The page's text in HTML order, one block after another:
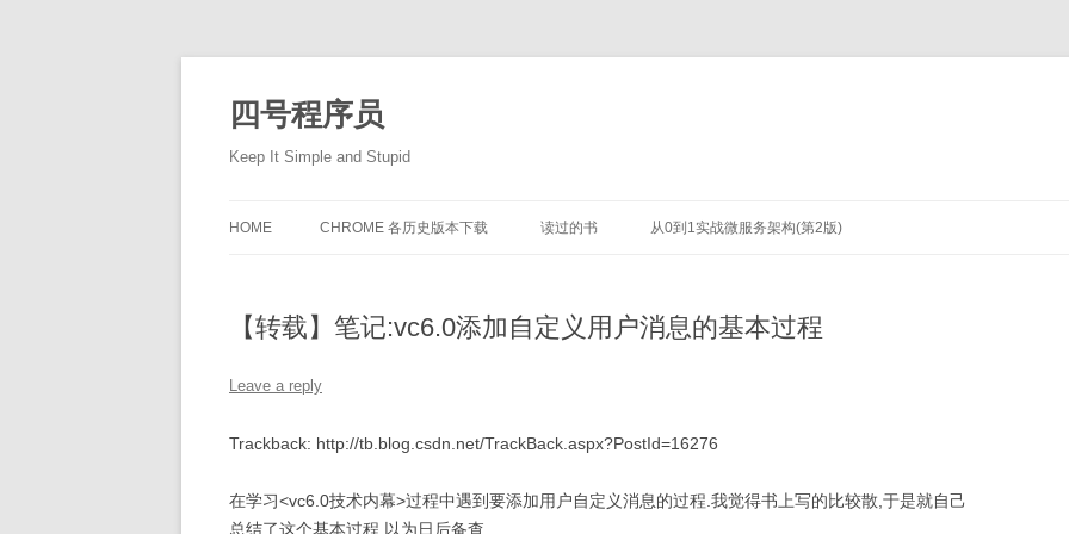
content
四号程序员
Keep It Simple and Stupid
HOME CHROME 各历史版本下载 读过的书 从0到1实战微服务架构(第2版)
【转载】笔记:vc6.0添加自定义用户消息的基本过程
Leave a reply
Trackback: http://tb.blog.csdn.net/TrackBack.aspx?PostId=16276
在学习<vc6.0技术内幕>过程中遇到要添加用户自定义消息的过程.我觉得书上写的比较散,于是就自己
总结了这个基本过程,以为日后备查.